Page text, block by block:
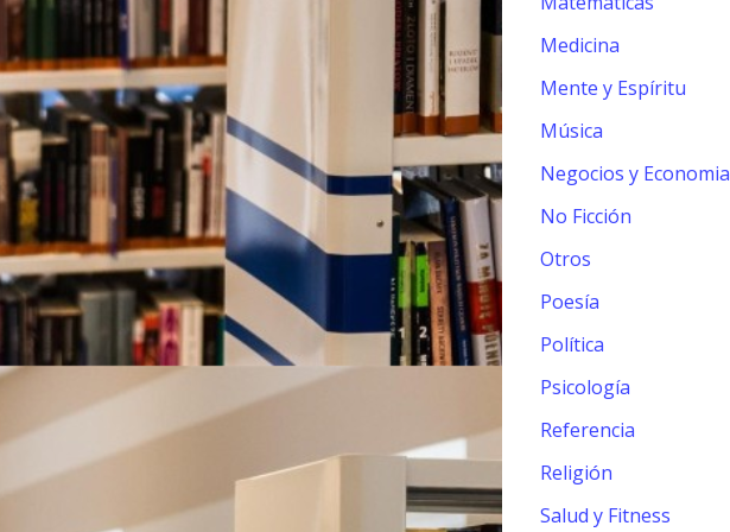
Medicina
Mente y Espíritu
Música
Negocios y Economia
No Ficción
Otros
Poesía
Política
Psicología
Referencia
Religión
Salud y Fitness